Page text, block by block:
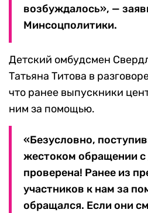
возбуждалось», —
Минсоцполитики.
Детский омбудсмен
Татьяна Титова в
что ранее выпускники
ним за помощью.
«Безусловно,
жестоком обращении с
проверена! Ранее из
участников к нам за
обращался. Если они